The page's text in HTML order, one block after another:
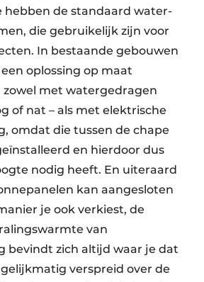
hebben de standaard water­
die gebruikelijk zijn voor
In bestaande gebouwen
oplossing op maat
zowel met watergedragen
of nat – als met elektrische
omdat die tussen de chape
en hierdoor dus
nodig heeft. En uiteraard
kan aangesloten
je ook verkiest, de
van
bevindt zich altijd waar je dat
verspreid over de